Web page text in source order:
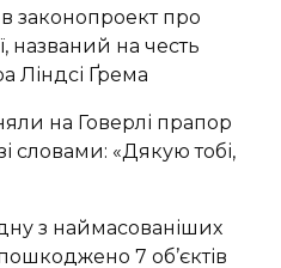
законопроект про
названий на честь
Ліндсі Ґрема
на Говерлі прапор
словами: «Дякую тобі,
з наймасованіших
7 об’єктів